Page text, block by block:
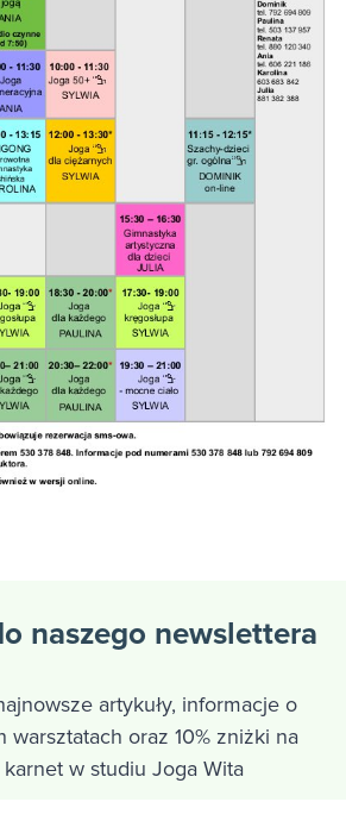
naszego newslettera
artykuły, informacje o
warsztatach oraz 10% zniżki na
w studiu Joga Wita